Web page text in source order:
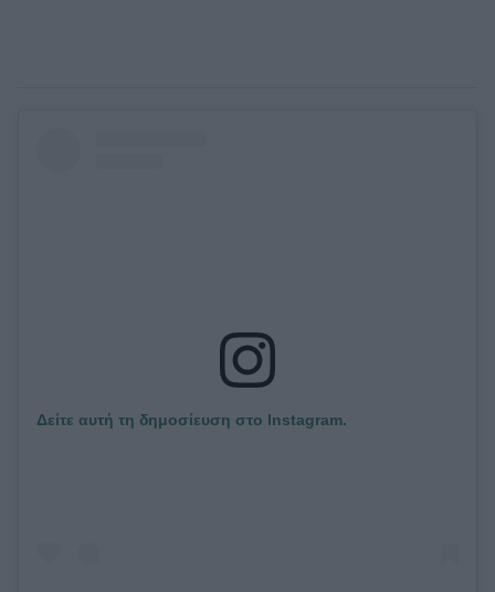
Δείτε αυτή τη δημοσίευση στο Instagram.